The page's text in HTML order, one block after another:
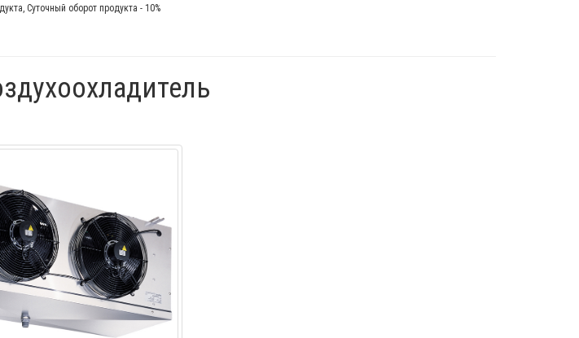
Суточный оборот продукта - 10%